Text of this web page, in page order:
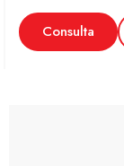
Consulta